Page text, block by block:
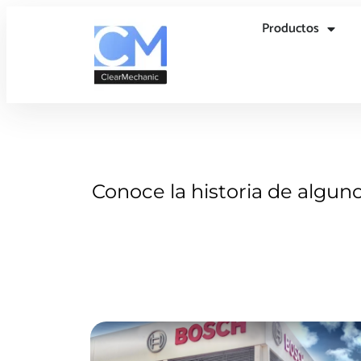
Productos
Conoce la historia de